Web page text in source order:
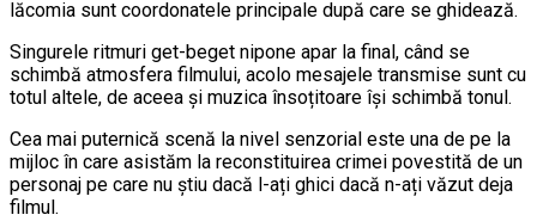
lăcomia sunt coordonatele principale după care se ghidează.
Singurele ritmuri get-beget nipone apar la final, când se
schimbă atmosfera filmului, acolo mesajele transmise sunt cu
totul altele, de aceea și muzica însoțitoare își schimbă tonul.
Cea mai puternică scenă la nivel senzorial este una de pe la
mijloc în care asistăm la reconstituirea crimei povestită de un
personaj pe care nu știu dacă l-ați ghici dacă n-ați văzut deja
filmul.